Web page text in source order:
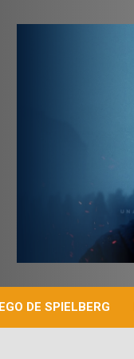
DE SPIELBERG